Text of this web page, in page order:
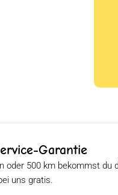
Garantie
oder 500 km bekommst du
uns gratis.